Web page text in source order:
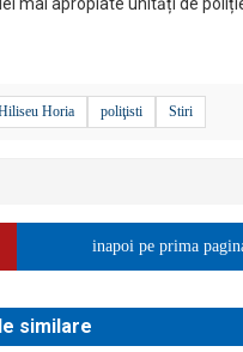
Horia poliţisti Stiri
inapoi pe prima
similare